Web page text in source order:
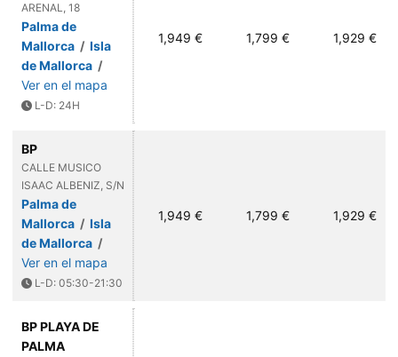
ARENAL, 18
Palma de
Mallorca / Isla
de Mallorca /
Ver en el mapa
L-D: 24H
1,949 € 1,799 € 1,929 €
BP
CALLE MUSICO
ISAAC ALBENIZ, S/N
Palma de
Mallorca / Isla
de Mallorca /
Ver en el mapa
L-D: 05:30-21:30
1,949 € 1,799 € 1,929 €
BP PLAYA DE
PALMA